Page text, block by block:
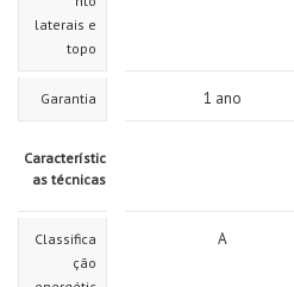
laterais e
topo
Garantia
Característic
as técnicas
Classifica
ção
1 ano
A